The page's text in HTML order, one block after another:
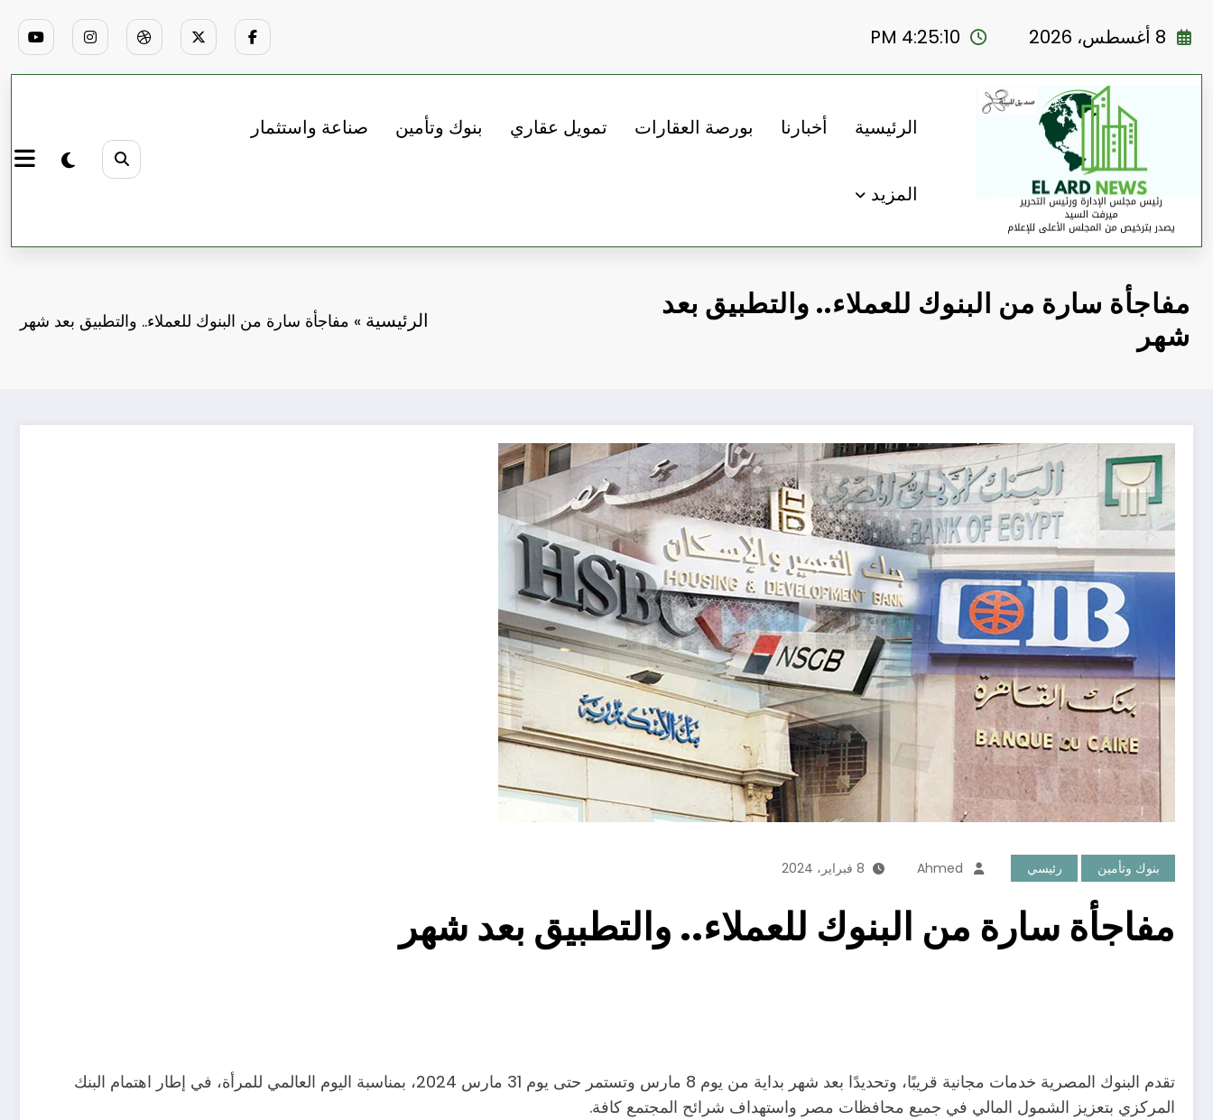
8 أغسطس، 2026 4:25:11 PM
الرئيسية أخبارنا بورصة العقارات تمويل عقاري بنوك وتأمين صناعة واستثمار
المزيد
مفاجأة سارة من البنوك للعملاء.. والتطبيق بعد
شهر
الرئيسية » مفاجأة سارة من البنوك للعملاء.. والتطبيق بعد شهر
بنوك وتأمين رئيسي Ahmed 8 فبراير، 2024
مفاجأة سارة من البنوك للعملاء.. والتطبيق بعد شهر
تقدم البنوك المصرية خدمات مجانية قريبًا، وتحديدًا بعد شهر بداية من يوم 8 مارس وتستمر حتى يوم 31 مارس 2024، بمناسبة اليوم العالمي للمرأة، في إطار اهتمام البنك
المركزي بتعزيز الشمول المالي في جميع محافظات مصر واستهداف شرائح المجتمع كافة.